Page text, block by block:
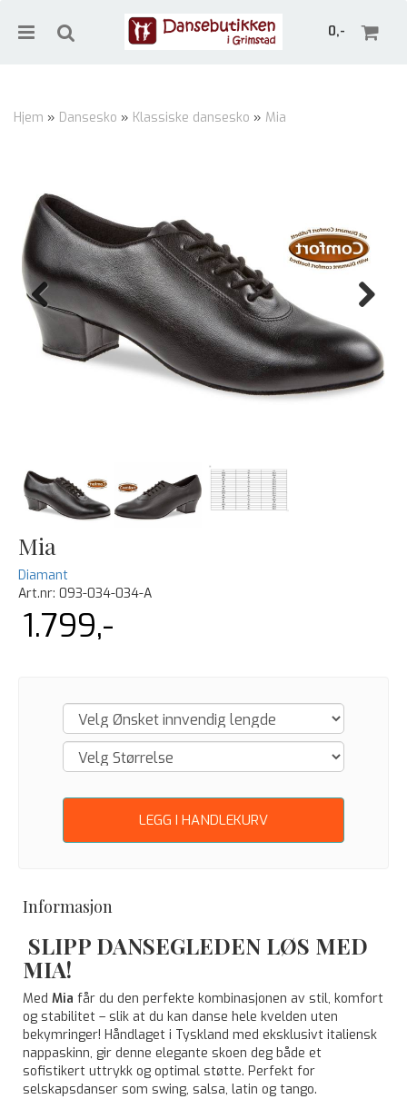
0,-
Hjem » Dansesko » Klassiske dansesko » Mia
Previous Next
Mia
Diamant
Art.nr: 093-034-034-A
1.799,-
LEGG I HANDLEKURV
Informasjon
SLIPP DANSEGLEDEN LØS MED
MIA!
Med Mia får du den perfekte kombinasjonen av stil, komfort
og stabilitet – slik at du kan danse hele kvelden uten
bekymringer! Håndlaget i Tyskland med eksklusivt italiensk
nappaskinn, gir denne elegante skoen deg både et
sofistikert uttrykk og optimal støtte. Perfekt for
selskapsdanser som swing, salsa, latin og tango.